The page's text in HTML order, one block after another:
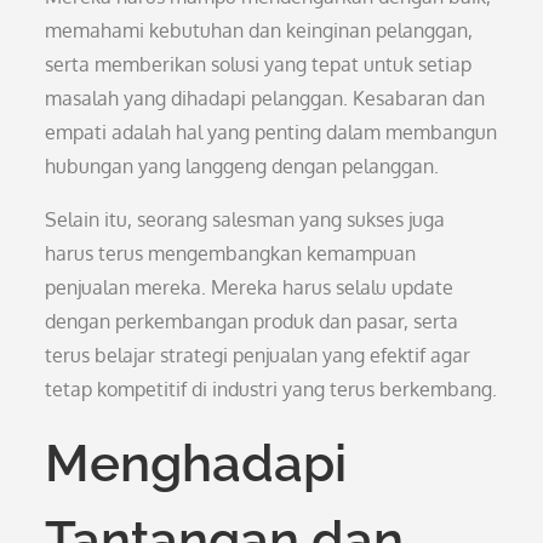
memahami kebutuhan dan keinginan pelanggan,
serta memberikan solusi yang tepat untuk setiap
masalah yang dihadapi pelanggan. Kesabaran dan
empati adalah hal yang penting dalam membangun
hubungan yang langgeng dengan pelanggan.
Selain itu, seorang salesman yang sukses juga
harus terus mengembangkan kemampuan
penjualan mereka. Mereka harus selalu update
dengan perkembangan produk dan pasar, serta
terus belajar strategi penjualan yang efektif agar
tetap kompetitif di industri yang terus berkembang.
Menghadapi